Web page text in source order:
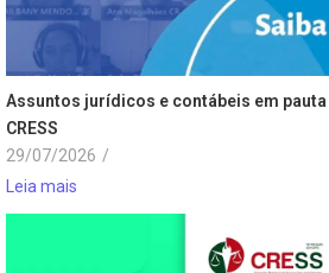
Assuntos jurídicos e contábeis em pauta
CRESS
29/07/2026 /
Leia mais